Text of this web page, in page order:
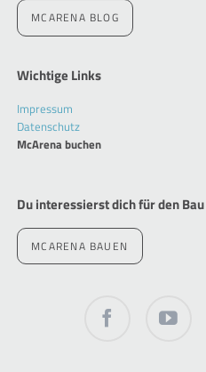
MCARENA BLOG
Wichtige Links
Navigation
überspringen
Impressum
Datenschutz
McArena buchen
Du interessierst dich für den
MCARENA BAUEN